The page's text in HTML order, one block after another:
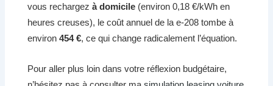
vous rechargezà domicile (environ 0,18 €/kWh en
heures creuses), le coût annuel de la e-208 tombe à
environ454 €, ce qui change radicalement l’équation.
Pour aller plus loin dans votre réflexion budgétaire,